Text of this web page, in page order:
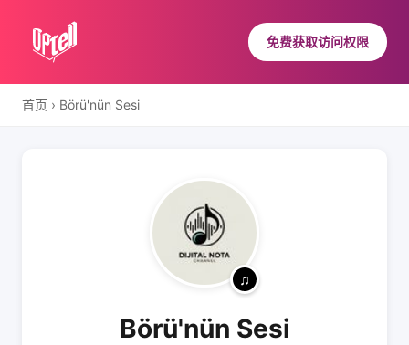
免费获取访问权限
首页 › Börü'nün Sesi
Börü'nün Sesi